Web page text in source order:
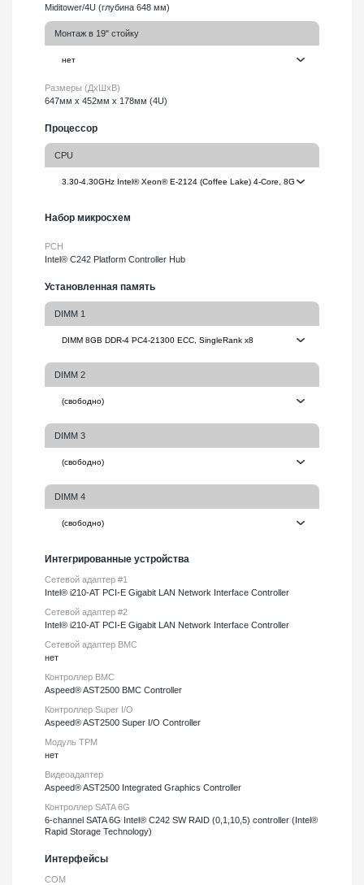
Miditower/4U (глубина 648 мм)
Монтаж в 19" стойку
Размеры (ДхШхВ)
647мм х 452мм х 178мм (4U)
Процессор
CPU
Набор микросхем
PCH
Intel® C242 Platform Controller Hub
Установленная память
DIMM 1
DIMM 2
DIMM 3
DIMM 4
Интегрированные устройства
Сетевой адаптер #1
Intel® i210-AT PCI-E Gigabit LAN Network Interface Controller
Сетевой адаптер #2
Intel® i210-AT PCI-E Gigabit LAN Network Interface Controller
Сетевой адаптер BMC
нет
Контроллер BMC
Aspeed® AST2500 BMC Controller
Контроллер Super I/O
Aspeed® AST2500 Super I/O Controller
Модуль TPM
нет
Видеоадаптер
Aspeed® AST2500 Integrated Graphics Controller
Контроллер SATA 6G
6-channel SATA 6G Intel® C242 SW RAID (0,1,10,5) controller (Intel®
Rapid Storage Technology)
Интерфейсы
COM